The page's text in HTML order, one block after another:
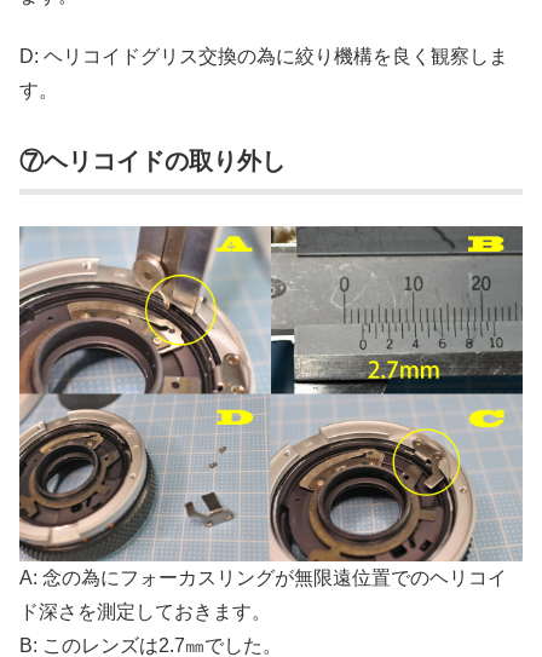
D: ヘリコイドグリス交換の為に絞り機構を良く観察しま
す。
⑦ヘリコイドの取り外し
A: 念の為にフォーカスリングが無限遠位置でのヘリコイ
ド深さを測定しておきます。
B: このレンズは2.7㎜でした。